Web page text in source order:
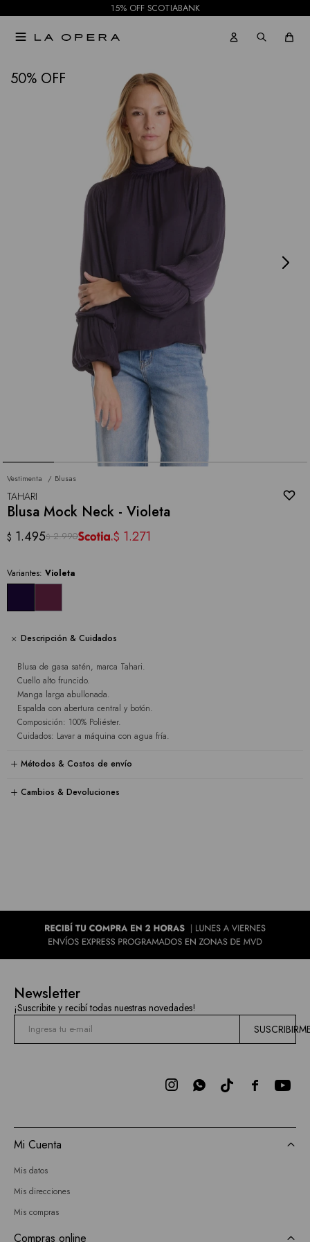
15% OFF SCOTIABANK

50
Vestimenta Blusas
TAHARI
Blusa Mock Neck - Violeta
$ 1.495$ 2.990 $ 1.271
Variantes: Violeta
Descripción & Cuidados
Blusa de gasa satén, marca Tahari.
Cuello alto fruncido.
Manga larga abullonada.
Espalda con abertura central y botón.
Composición: 100% Poliéster.
Cuidados: Lavar a máquina con agua fría.
Métodos & Costos de envío
Cambios & Devoluciones
NOTIFICARME
Newsletter
¡Suscribite y recibí todas nuestras novedades!

 
Mi Cuenta
Mis datos
Mis direcciones
Mis compras
Compras online